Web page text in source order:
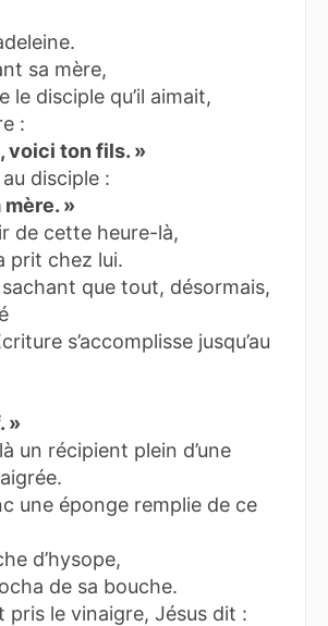
sa mère,
le disciple qu’il aimait,
:
voici ton fils. »
disciple :
»
de cette heure-là,
prit chez lui.
que tout, désormais,
s’accomplisse jusqu’au
»
un récipient plein d’une
une éponge remplie de ce
d’hysope,
de sa bouche.
pris le vinaigre, Jésus dit :